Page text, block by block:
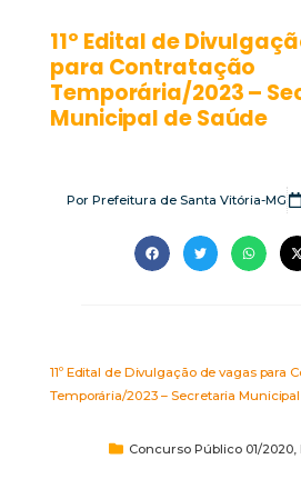
11º Edital de
para Contratação
Temporária/2023 –
Municipal de Saúde
Por Prefeitura de Santa Vitória-MG
11º Edital de Divulgação de vagas para
Temporária/2023 – Secretaria
Concurso Público 01/2020,